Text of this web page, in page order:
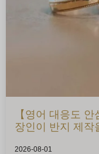
【영어 대응도
장인이 반지 제작
2026-08-01